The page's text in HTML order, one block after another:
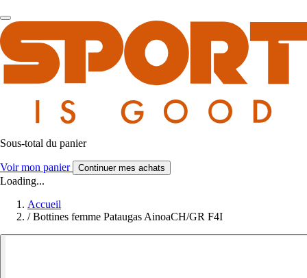
Sous-total du panier
Voir mon panier Continuer mes achats
Loading...
Accueil
/ Bottines femme Pataugas AinoaCH/GR F4I